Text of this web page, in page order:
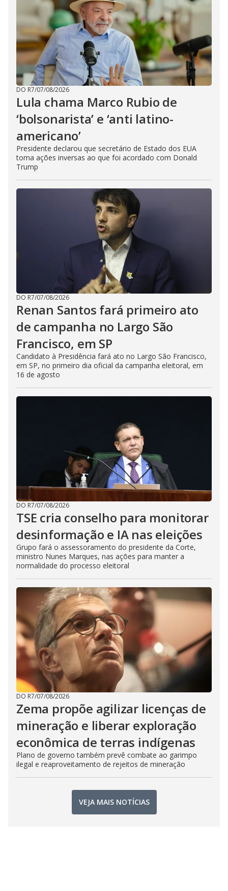
DO R7/07/08/2026
Lula chama Marco Rubio de
‘bolsonarista’ e ‘anti latino-
americano’
Presidente declarou que secretário de Estado dos EUA
toma ações inversas ao que foi acordado com Donald
Trump
DO R7/07/08/2026
Renan Santos fará primeiro ato
de campanha no Largo São
Francisco, em SP
Candidato à Presidência fará ato no Largo São Francisco,
em SP, no primeiro dia oficial da campanha eleitoral, em
16 de agosto
DO R7/07/08/2026
TSE cria conselho para monitorar
desinformação e IA nas eleições
Grupo fará o assessoramento do presidente da Corte,
ministro Nunes Marques, nas ações para manter a
normalidade do processo eleitoral
DO R7/07/08/2026
Zema propõe agilizar licenças de
mineração e liberar exploração
econômica de terras indígenas
Plano de governo também prevê combate ao garimpo
ilegal e reaproveitamento de rejeitos de mineração
VEJA MAIS NOTÍCIAS